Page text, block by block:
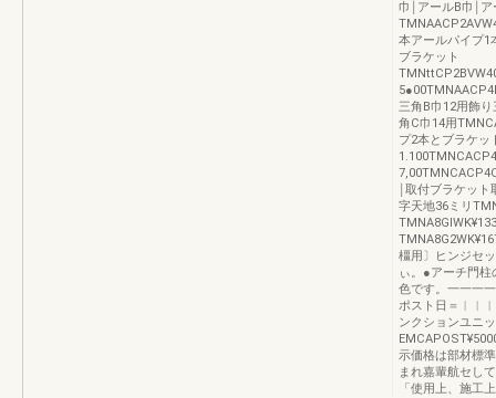
巾￨アールB巾￨
本アールパイプ1
ブラケット
三角B巾12用飾
角C巾14用
プ2本とブラケ
￨取付ブラケッ
字天地36ミリ
橿用〕ヒンジセ
ぃ。●アーチ門
色です。一一一
ポスト日＝
ンクションユニ
示価格は部材標
まれ嘉輩航セし
「使用上、施工